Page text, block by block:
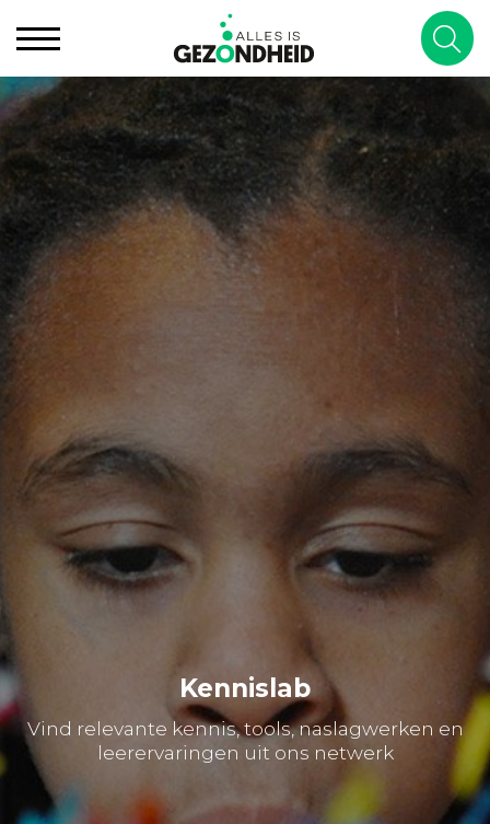
Kennislab
Vind relevante kennis, tools, naslagwerken en
leerervaringen uit ons netwerk